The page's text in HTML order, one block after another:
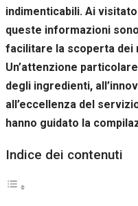
indimenticabili. Ai
queste informazioni
facilitare la scoperta dei
Un’attenzione
degli ingredienti,
all’eccellenza del
hanno guidato la
Indice dei contenuti
Condividendo i
tuo
comportamento
nostro sito,
aumenti le
possibilità di
vedere contenuti
e offerte